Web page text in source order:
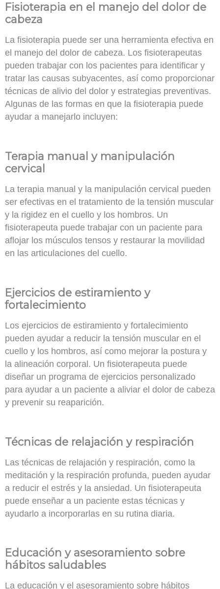
Fisioterapia en el manejo del dolor de
cabeza
La fisioterapia puede ser una herramienta efectiva en
el manejo del dolor de cabeza. Los fisioterapeutas
pueden trabajar con los pacientes para identificar y
tratar las causas subyacentes, así como proporcionar
técnicas de alivio del dolor y estrategias preventivas.
Algunas de las formas en que la fisioterapia puede
ayudar a manejarlo incluyen:
Terapia manual y manipulación
cervical
La terapia manual y la manipulación cervical pueden
ser efectivas en el tratamiento de la tensión muscular
y la rigidez en el cuello y los hombros. Un
fisioterapeuta puede trabajar con un paciente para
aflojar los músculos tensos y restaurar la movilidad
en las articulaciones del cuello.
Ejercicios de estiramiento y
fortalecimiento
Los ejercicios de estiramiento y fortalecimiento
pueden ayudar a reducir la tensión muscular en el
cuello y los hombros, así como mejorar la postura y
la alineación corporal. Un fisioterapeuta puede
diseñar un programa de ejercicios personalizado
para ayudar a un paciente a aliviar el dolor de cabeza
y prevenir su reaparición.
Técnicas de relajación y respiración
Las técnicas de relajación y respiración, como la
meditación y la respiración profunda, pueden ayudar
a reducir el estrés y la ansiedad. Un fisioterapeuta
puede enseñar a un paciente estas técnicas y
ayudarlo a incorporarlas en su rutina diaria.
Educación y asesoramiento sobre
hábitos saludables
La educación y el asesoramiento sobre hábitos